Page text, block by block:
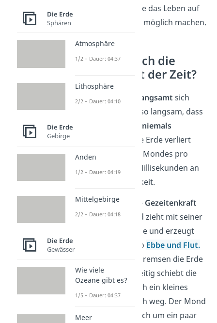
Meeresströmungen, die das Leben auf
unserem Planeten erst möglich machen.
Verlangsamt sich die
Erdrotation mit der Zeit?
Ja, die Erdrotation verlangsamt sich
tatsächlich. Allerdings so langsam, dass
du es in deinem Leben niemals
bemerken
würdest. Die Erde verliert
durch den Einfluss des Mondes pro
Jahrhundert etwa 1,4 Millisekunden an
Rotationsgeschwindigkeit.
Der Grund dafür ist die Gezeitenkraft
des Mondes. Der Mond zieht mit seiner
Schwerkraft an der Erde und erzeugt
dabei die Gezeiten, also Ebbe und Flut.
Diese Gezeitenwellen bremsen die Erde
ganz leicht ab. Gleichzeitig schiebt die
Erde den Mond dadurch ein kleines
bisschen weiter von sich weg. Der Mond
entfernt sich also jährlich um ein paar
Die Erde
Sphären
Atmosphäre
1/2 – Dauer: 04:37
Lithosphäre
2/2 – Dauer: 04:10
Die Erde
Gebirge
Anden
1/2 – Dauer: 04:19
Mittelgebirge
2/2 – Dauer: 04:18
Die Erde
Gewässer
Wie viele
Ozeane gibt es?
1/5 – Dauer: 04:37
Meer